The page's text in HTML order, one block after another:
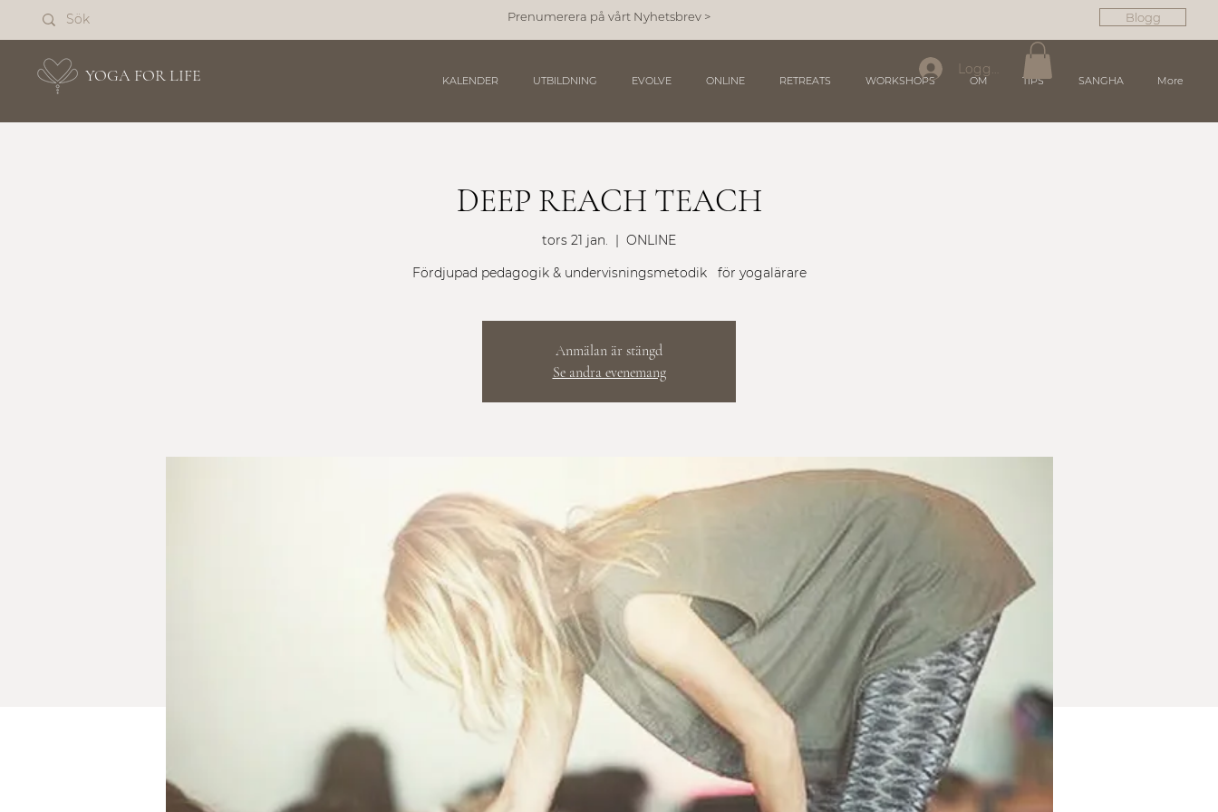
Prenumerera på vårt Nyhetsbrev > Blogg
YOGA FOR LIFE KALENDER UTBILDNING EVOLVE ONLINE RETREATS WORKSHOPS OM TIPS SANGHA More
Logga in
DEEP REACH TEACH
tors 21 jan.
  |
ONLINE
Fördjupad pedagogik & undervisningsmetodik för yogalärare
Anmälan är stängd
Se andra evenemang